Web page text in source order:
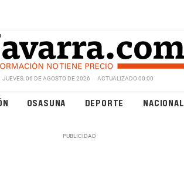
JUEVES, 06 DE AGOSTO DE 2026 ACTUALIZADO 00:00
OSASUNA DEPORTE NACIONAL